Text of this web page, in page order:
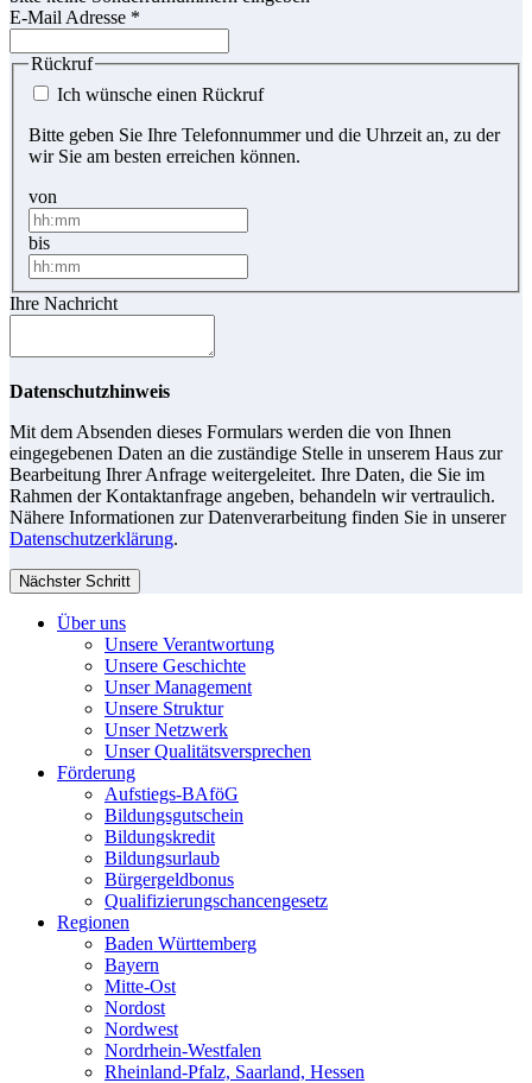
E-Mail Adresse *
Rückruf
Ich wünsche einen Rückruf
Bitte geben Sie Ihre Telefonnummer und die Uhrzeit an, zu der
wir Sie am besten erreichen können.
von
bis
Ihre Nachricht
Datenschutzhinweis
Mit dem Absenden dieses Formulars werden die von Ihnen
eingegebenen Daten an die zuständige Stelle in unserem Haus zur
Bearbeitung Ihrer Anfrage weitergeleitet. Ihre Daten, die Sie im
Rahmen der Kontaktanfrage angeben, behandeln wir vertraulich.
Nähere Informationen zur Datenverarbeitung finden Sie in unserer
Datenschutzerklärung.
Nächster Schritt
Über uns
Unsere Verantwortung
Unsere Geschichte
Unser Management
Unsere Struktur
Unser Netzwerk
Unser Qualitätsversprechen
Förderung
Aufstiegs-BAföG
Bildungsgutschein
Bildungskredit
Bildungsurlaub
Bürgergeldbonus
Qualifizierungschancengesetz
Regionen
Baden Württemberg
Bayern
Mitte-Ost
Nordost
Nordwest
Nordrhein-Westfalen
Rheinland-Pfalz, Saarland, Hessen